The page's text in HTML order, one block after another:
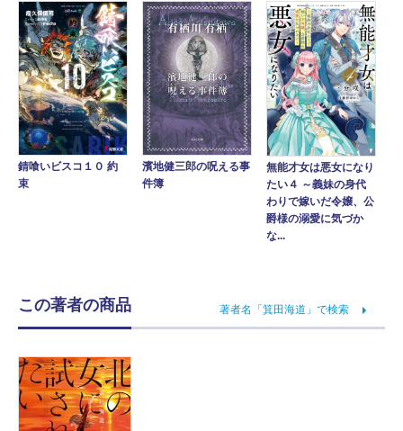
錆喰いビスコ１０ 約
束
濱地健三郎の呪える事
件簿
無能才女は悪女になり
たい４ ～義妹の身代
わりで嫁いだ令嬢、公
爵様の溺愛に気づか
な...
この著者の商品 著者名「箕田海道」で検索